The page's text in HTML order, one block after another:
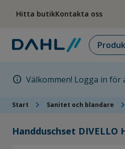
Hitta butikKontakta oss
info Välkommen! Logga in
Start chevron_right Sanitet och blandare chevron_right
Handduschset DIVELLO